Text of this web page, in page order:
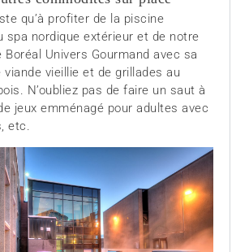
qu’à profiter de la piscine
spa nordique extérieur et de notre
Univers Gourmand avec sa
viande vieillie et de grillades au
N’oubliez pas de faire un saut à
jeux emménagé pour adultes avec
etc.